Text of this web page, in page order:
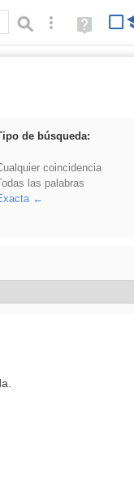
Búsqueda avanzada
Ayuda
(en
de búsqueda:
coincidencia
las palabras